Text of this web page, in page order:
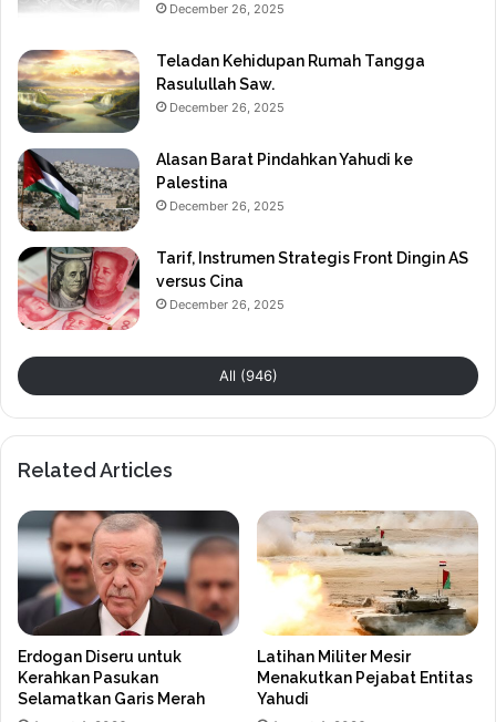
December 26, 2025
Teladan Kehidupan Rumah Tangga
Rasulullah Saw.
December 26, 2025
Alasan Barat Pindahkan Yahudi ke
Palestina
December 26, 2025
Tarif, Instrumen Strategis Front Dingin AS
versus Cina
December 26, 2025
All (946)
Related Articles
Erdogan Diseru untuk
Kerahkan Pasukan
Selamatkan Garis Merah
Latihan Militer Mesir
Menakutkan Pejabat Entitas
Yahudi